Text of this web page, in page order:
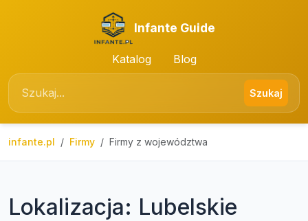
Infante Guide
Katalog Blog
Szukaj
infante.pl Firmy Firmy z województwa
Lokalizacja: Lubelskie